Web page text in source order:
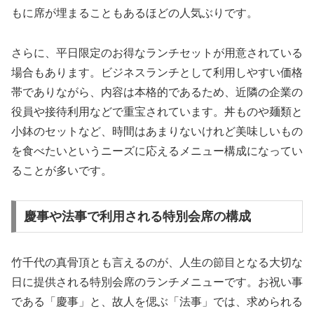
もに席が埋まることもあるほどの人気ぶりです。
さらに、平日限定のお得なランチセットが用意されている
場合もあります。ビジネスランチとして利用しやすい価格
帯でありながら、内容は本格的であるため、近隣の企業の
役員や接待利用などで重宝されています。丼ものや麺類と
小鉢のセットなど、時間はあまりないけれど美味しいもの
を食べたいというニーズに応えるメニュー構成になってい
ることが多いです。
慶事や法事で利用される特別会席の構成
竹千代の真骨頂とも言えるのが、人生の節目となる大切な
日に提供される特別会席のランチメニューです。お祝い事
である「慶事」と、故人を偲ぶ「法事」では、求められる